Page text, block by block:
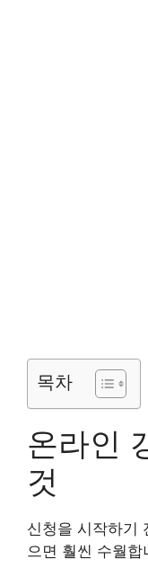
목차
온라인
것
신청을 시작하기
으면 훨씬 수월합